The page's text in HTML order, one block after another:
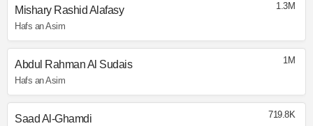
Mishary Rashid Alafasy
Hafs an Asim
1.3M
Abdul Rahman Al Sudais
Hafs an Asim
1M
Saad Al-Ghamdi 719.8K